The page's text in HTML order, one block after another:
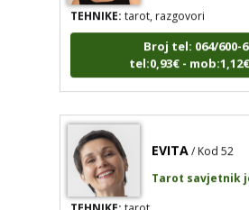
TEHNIKE:tarot, razgovori
Broj tel: 064/600-
tel:0,93€ - mob:1,12€
EVITA / Kod 52
Tarot savjetnik
TEHNIKE:tarot